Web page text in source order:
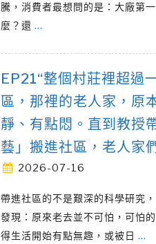
騰，消費者最想問的是：大廠第
麼？還 …
EP21“整個村莊裡超過
區，那裡的老人家，原
靜、有點悶。直到教授
藝」搬進社區，老人家
2026-07-16
帶進社區的不是艱深的科學研究
發現：原來老去並不可怕，可怕
得生活開始有點無趣，或被日 …